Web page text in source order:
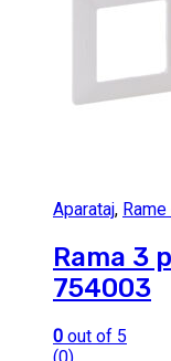
Aparataj,
Rama 3
754003
0 out of 5